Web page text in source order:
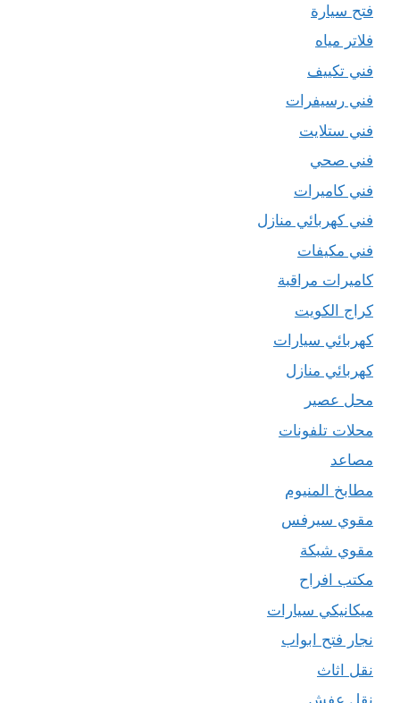
فتح سيارة
فلاتر مياه
فني تكييف
فني رسيفرات
فني ستلايت
فني صحي
فني كاميرات
فني كهربائي منازل
فني مكيفات
كاميرات مراقبة
كراج الكويت
كهربائي سيارات
كهربائي منازل
محل عصير
محلات تلفونات
مصاعد
مطابخ المنيوم
مقوي سيرفس
مقوي شبكة
مكتب افراح
ميكانيكي سيارات
نجار فتح ابواب
نقل اثاث